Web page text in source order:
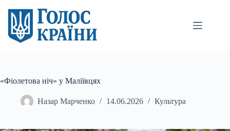
вмісту
«Фіолетова ніч» у Маліївцях
Назар Марченко 14.06.2026 Культура